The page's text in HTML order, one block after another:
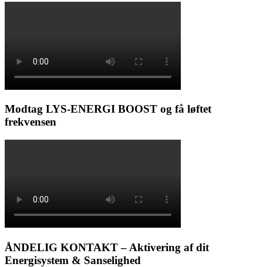
Modtag LYS-ENERGI BOOST og få løftet
frekvensen
ÅNDELIG KONTAKT – Aktivering af dit
Energisystem & Sanselighed